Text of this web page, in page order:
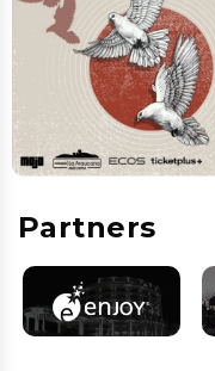
Partners